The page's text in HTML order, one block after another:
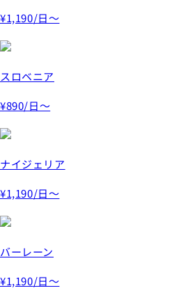
¥1,190/日～
スロベニア
¥890/日～
ナイジェリア
¥1,190/日～
バーレーン
¥1,190/日～